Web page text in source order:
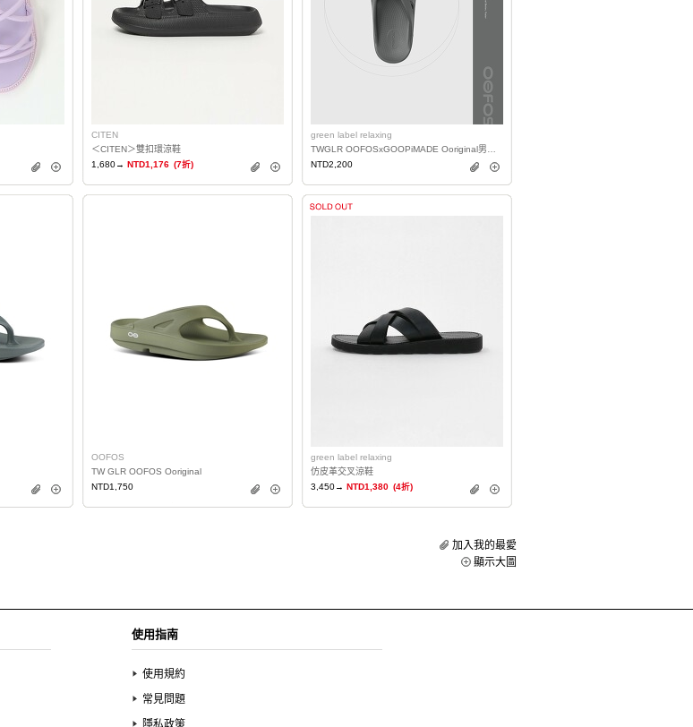
CITEN
＜CITEN＞雙扣環涼鞋
1,680→ NTD1,176 (7折)
green label relaxing
NTD2,200
OOFOS
TW GLR OOFOS Ooriginal
NTD1,750
green label relaxing
仿皮革交叉涼鞋
3,450→ NTD1,380 (4折)
加入我的最愛
顯示大圖
使用指南
使用規約
常見問題
隱私政策